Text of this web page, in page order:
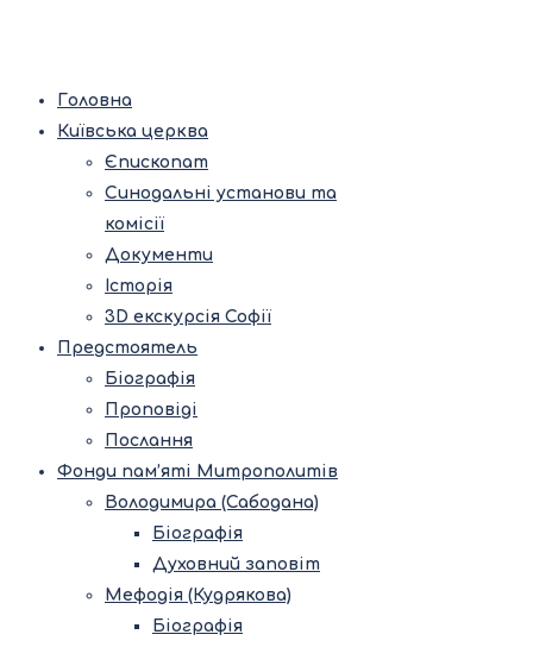
Головна
Київська церква
Єпископат
Синодальні установи та
комісії
Документи
Історія
3D екскурсія Софії
Предстоятель
Біографія
Проповіді
Послання
Фонди пам’яті Митрополитів
Володимира (Сабодана)
Біографія
Духовний заповіт
Мефодія (Кудрякова)
Біографія